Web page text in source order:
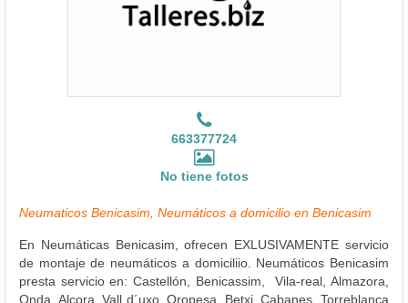
663377724
No tiene fotos
Neumaticos Benicasim, Neumáticos a domicilio en Benicasim
En Neumáticas Benicasim, ofrecen EXLUSIVAMENTE servicio
de montaje de neumáticos a domiciliio. Neumáticos Benicasim
presta servicio en: Castellón, Benicassim, Vila-real, Almazora,
Onda, Alcora, Vall d´uxo, Oropesa, Betxi, Cabanes, Torreblanca